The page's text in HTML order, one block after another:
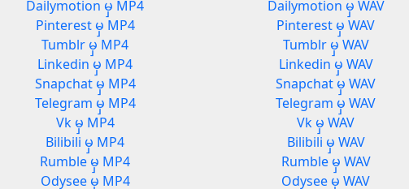
Dailymotion မှ MP4
Pinterest မှ MP4
Tumblr မှ MP4
Linkedin မှ MP4
Snapchat မှ MP4
Telegram မှ MP4
Vk မှ MP4
Bilibili မှ MP4
Rumble မှ MP4
Odysee မှ MP4
Dailymotion မှ WAV
Pinterest မှ WAV
Tumblr မှ WAV
Linkedin မှ WAV
Snapchat မှ WAV
Telegram မှ WAV
Vk မှ WAV
Bilibili မှ WAV
Rumble မှ WAV
Odysee မှ WAV